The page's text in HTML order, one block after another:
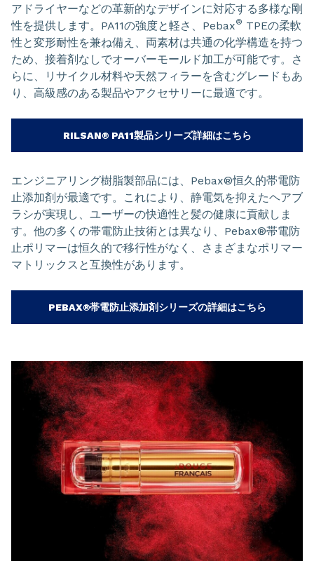
アドライヤーなどの革新的なデザインに対応する多様な剛
性を提供します。PA11の強度と軽さ、Pebax® TPEの柔軟
性と変形耐性を兼ね備え、両素材は共通の化学構造を持つ
ため、接着剤なしでオーバーモールド加工が可能です。さ
らに、リサイクル材料や天然フィラーを含むグレードもあ
り、高級感のある製品やアクセサリーに最適です。
RILSAN® PA11製品シリーズ詳細はこちら
エンジニアリング樹脂製部品には、Pebax®恒久的帯電防
止添加剤が最適です。これにより、静電気を抑えたヘアブ
ラシが実現し、ユーザーの快適性と髪の健康に貢献しま
す。他の多くの帯電防止技術とは異なり、Pebax®帯電防
止ポリマーは恒久的で移行性がなく、さまざまなポリマー
マトリックスと互換性があります。
PEBAX®帯電防止添加剤シリーズの詳細はこちら